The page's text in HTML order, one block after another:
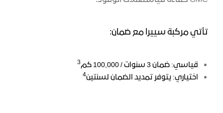
تأتي مركبة سييرا مع ضمان:
قياسي: ضمان 3 سنوات / 100,000 كم 3
اختياري: يتوفر تمديد الضمان لسنتين4